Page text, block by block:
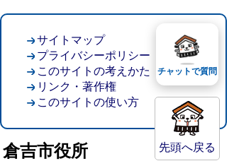
先頭へ戻る
サイトマップ
プライバシーポリシー
このサイトの考えかた
リンク・著作権
このサイトの使い方
倉吉市役所
チャットで質問